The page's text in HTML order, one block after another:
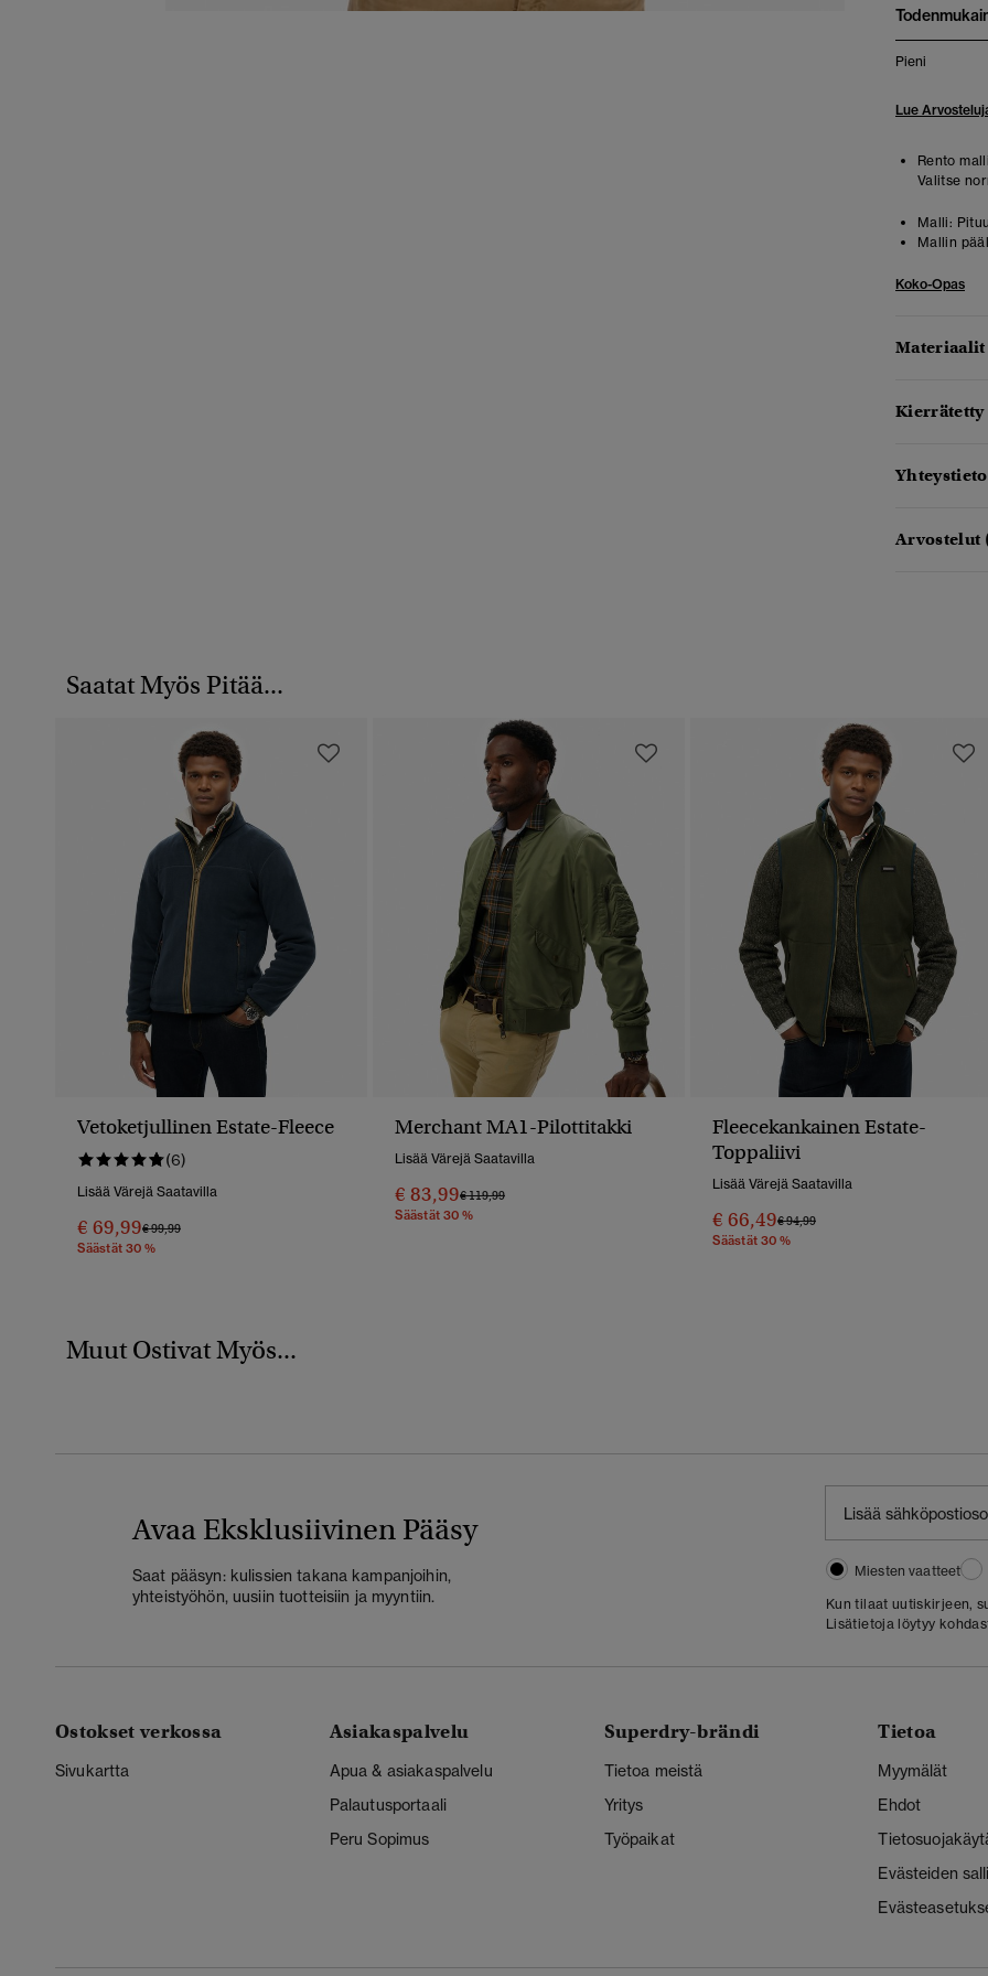
Pieni
Lue
Rento
Valitse
Malli:
Mallin
Koko-Opas
Yhteystieto
Arvostelut
Saatat Myös Pitää...
Vetoketjullinen Estate-Fleece
(6)
Lisää Värejä Saatavilla
€ 69,99Hinta Alennettu Hinnasta
€ 99,99Hintaan
Säästät 30 %
Merchant MA1-Pilottitakki
Lisää Värejä Saatavilla
€ 83,99Hinta Alennettu Hinnasta
€ 119,99Hintaan
Säästät 30 %
Fleecekankainen Estate-
Toppaliivi
Lisää Värejä Saatavilla
€ 66,49Hinta Alennettu Hinnasta
€ 94,99Hintaan
Säästät 30 %
Muut Ostivat Myös...
Avaa Eksklusiivinen Pääsy
Saat pääsyn: kulissien takana kampanjoihin,
yhteistyöhön, uusiin tuotteisiin ja myyntiin.
Miesten vaatteet
Kun tilaat uutiskirjeen,
Lisätietoja löytyy
Ostokset verkossa
Sivukartta
Asiakaspalvelu
Apua & asiakaspalvelu
Palautusportaali
Peru Sopimus
Superdry-brändi
Tietoa meistä
Yritys
Työpaikat
Tietoa
Myymälät
Ehdot
Evästeiden